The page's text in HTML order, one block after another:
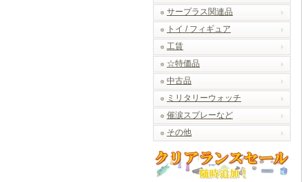
サープラス関連品
トイ / フィギュア
工賃
☆特価品
中古品
ミリタリーウォッチ
催涙スプレーなど
その他